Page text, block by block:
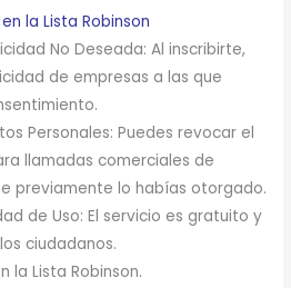
la Lista Robinson
No Deseada: Al inscribirte,
de empresas a las que
Personales: Puedes revocar el
llamadas comerciales de
previamente lo habías otorgado.
de Uso: El servicio es gratuito y
ciudadanos.
la Lista Robinson.